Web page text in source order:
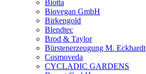
Biotta
Biovegan GmbH
Birkengold
Blendtec
Brod & Taylor
Bürstenerzeugung M. Eckhardt
Cosmoveda
CYCLADIC GARDENS